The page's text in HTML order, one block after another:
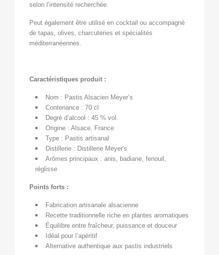
selon l’intensité recherchée.
Peut également être utilisé en cocktail ou accompagné
de tapas, olives, charcuteries et spécialités
méditerranéennes.
Caractéristiques produit :
Nom : Pastis Alsacien Meyer’s
Contenance : 70 cl
Degré d’alcool : 45 % vol.
Origine : Alsace, France
Type : Pastis artisanal
Distillerie : Distillerie Meyer's
Arômes principaux : anis, badiane, fenouil,
réglisse
Points forts :
Fabrication artisanale alsacienne
Recette traditionnelle riche en plantes aromatiques
Équilibre entre fraîcheur, puissance et douceur
Idéal pour l’apéritif
Alternative authentique aux pastis industriels